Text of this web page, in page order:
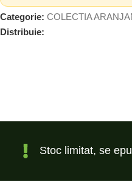
Categorie: COLECTIA
Distribuie:
Stoc limitat, se